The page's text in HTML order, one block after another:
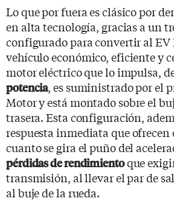
Lo que por fuera es clásico por
en alta tecnología, gracias a un
configurado para convertir al EV
vehículo económico, eficiente y
motor eléctrico que lo impulsa,
potencia, es suministrado por el
Motor y está montado sobre el
trasera. Esta configuración,
respuesta inmediata que ofrecen
cuanto se gira el puño del
pérdidas de rendimientoque
transmisión, al llevar el par de
al buje de la rueda.